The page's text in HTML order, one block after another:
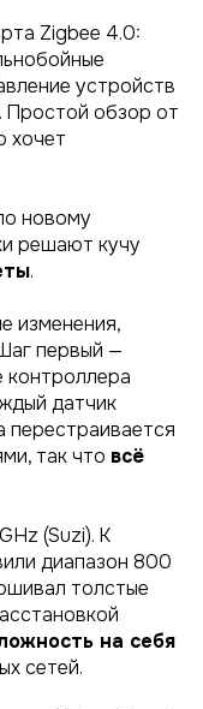
Zigbee 4.0:
устройств
Простой обзор от
хочет
новому
решают кучу
.
изменения,
первый —
контроллера
датчик
перестраивается
так что всё
(Suzi). К
диапазон 800
толстые
на себя
сетей.